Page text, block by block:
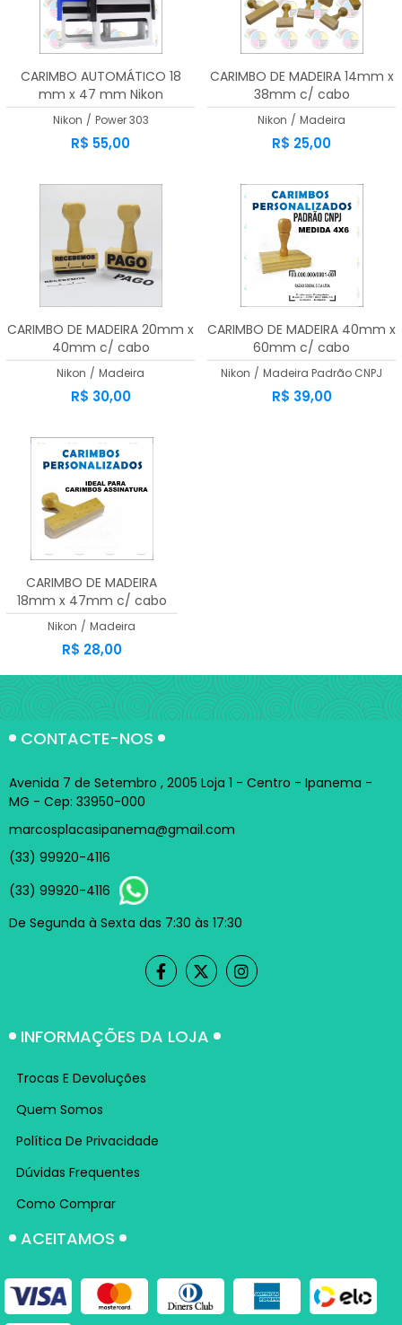
CARIMBO AUTOMÁTICO 18
mm x 47 mm Nikon
Nikon / Power 303
R$ 55,00
CARIMBO DE MADEIRA 14mm x
38mm c/ cabo
Nikon / Madeira
R$ 25,00
CARIMBO DE MADEIRA 20mm x
40mm c/ cabo
Nikon / Madeira
R$ 30,00
CARIMBO DE MADEIRA 40mm x
60mm c/ cabo
Nikon / Madeira Padrão CNPJ
R$ 39,00
CARIMBO DE MADEIRA
18mm x 47mm c/ cabo
Nikon / Madeira
R$ 28,00
CONTACTE-NOS
Avenida 7 de Setembro , 2005 Loja 1 - Centro - Ipanema -
MG - Cep: 33950-000
marcosplacasipanema@gmail.com
(33) 99920-4116
(33) 99920-4116
De Segunda à Sexta das 7:30 às 17:30
INFORMAÇÕES DA LOJA
Trocas E Devoluções
Quem Somos
Política De Privacidade
Dúvidas Frequentes
Como Comprar
ACEITAMOS